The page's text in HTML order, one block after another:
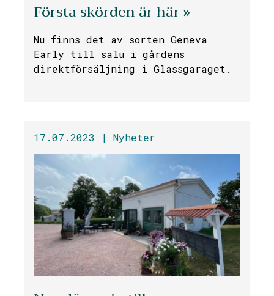
Första skörden är här »
Nu finns det av sorten Geneva
Early till salu i gårdens
direktförsäljning i Glassgaraget.
17.07.2023 | Nyheter